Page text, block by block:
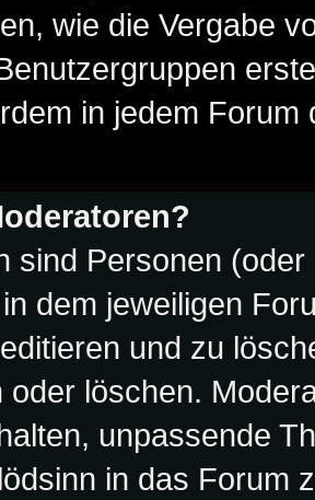
wie die Vergabe
in jedem
sind Personen
dem jeweiligen
und zu
löschen.
unpassende
in das Forum